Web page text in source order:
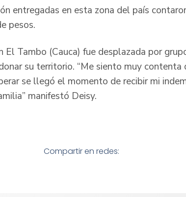
entregadas en esta zona del país
pesos.
El Tambo (Cauca) fue desplazada por
su territorio. “Me siento muy contenta
se llegó el momento de recibir mi
manifestó Deisy.
Compartir en redes: